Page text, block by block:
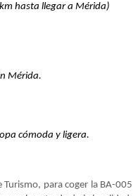
hasta llegar a Mérida)
Mérida.
cómoda y ligera.
Turismo, para coger la BA-005